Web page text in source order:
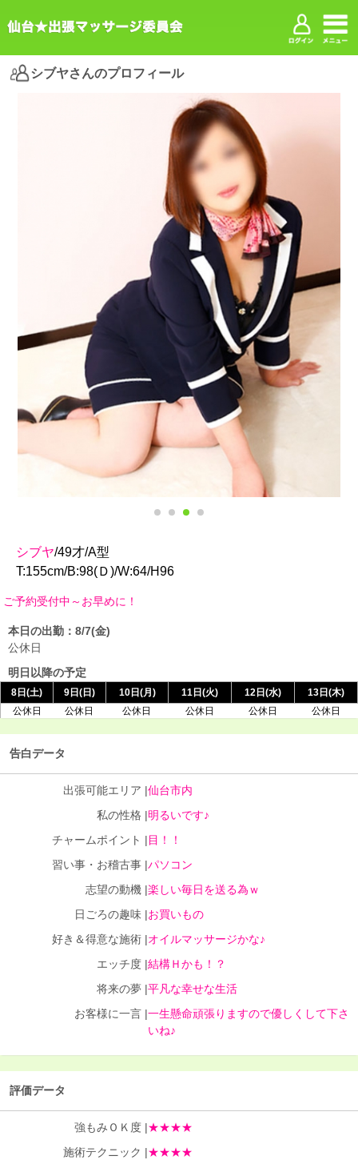
シブヤさんのプロフィール
シブヤ/49才/A型
T:155cm/B:98(Ｄ)/W:64/H96
お早めに！
本日の出勤：8/7(金)
公休日
明日以降の予定
8日(土) 9日(日) 10日(月) 11日(火) 12日(水)
13日(木)
公休日
公休日 公休日 公休日 公休日 公休日
告白データ
出張可能エリア |仙台市内
私の性格 |明るいです♪
チャームポイント |目！！
習い事・お稽古事 |パソコン
志望の動機 |楽しい毎日を送る為ｗ
日ごろの趣味 |お買いもの
好き＆得意な施術 |オイルマッサージかな♪
エッチ度 |結構Ｈかも！？
将来の夢 |平凡な幸せな生活
お客様に一言 |一生懸命頑張りますので優しくして下さ
いね♪
評価データ
強もみＯＫ度 |★★★★
施術テクニック |★★★★